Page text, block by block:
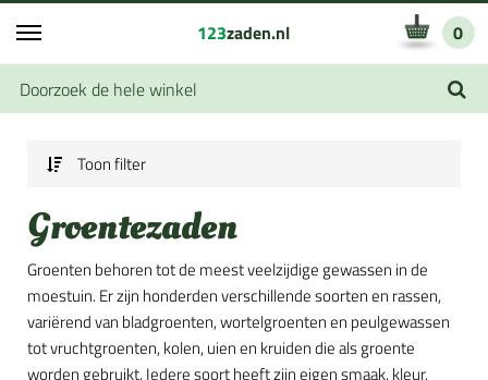
123zaden.nl 0
Toon filter
Groentezaden
Groenten behoren tot de meest veelzijdige gewassen in de
moestuin. Er zijn honderden verschillende soorten en rassen,
variërend van bladgroenten, wortelgroenten en peulgewassen
tot vruchtgroenten, kolen, uien en kruiden die als groente
worden gebruikt. Iedere soort heeft zijn eigen smaak, kleur,